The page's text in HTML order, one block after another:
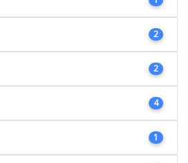
2
2
4
1